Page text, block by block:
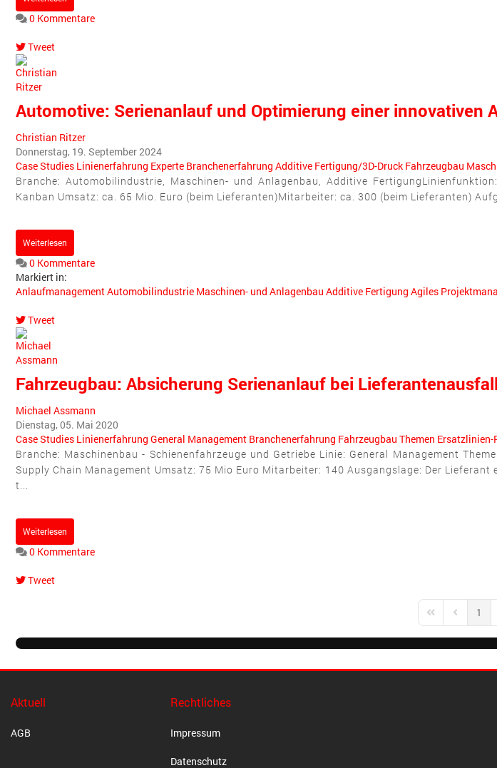
0 Kommentare
Tweet
pinterest
Automotive: Serienanlauf und Optimierung einer innovativen
Christian Ritzer
Donnerstag, 19. September 2024
Case Studies Linienerfahrung Experte Branchenerfahrung Additive Fertigung/3D-Druck Fahrzeugbau
Branche: Automobilindustrie, Maschinen- und Anlagenbau, Additive
Kanban Umsatz: ca. 65 Mio. Euro (beim Lieferanten)Mitarbeiter: ca. 300 (beim Lieferanten)
Weiterlesen
0 Kommentare
Markiert in:
AnlaufmanagementAutomobilindustrie Maschinen- und Anlagenbau Additive Fertigung Agiles
Tweet
pinterest
Fahrzeugbau: Absicherung Serienanlauf bei Lieferantenausfall
Michael Assmann
Dienstag, 05. Mai 2020
Case Studies Linienerfahrung General Management Branchenerfahrung Fahrzeugbau Themen
Branche: Maschinenbau - Schienenfahrzeuge und Getriebe Linie: General Management
Supply Chain Management Umsatz: 75 Mio Euro Mitarbeiter: 140 Ausgangslage: Der
t...
Weiterlesen
0 Kommentare
Tweet
First PagePrevious
1
Aktuell
AGB
Rechtliches
Impressum
Datenschutz